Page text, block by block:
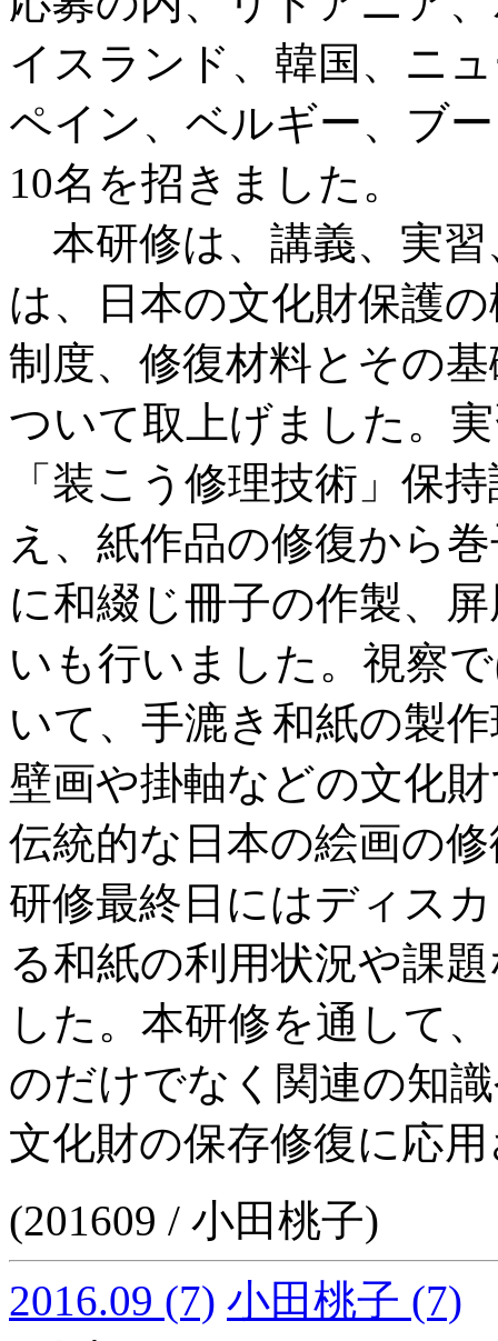
イスランド、韓国、ニ
ペイン、ベルギー、ブ
10名を招きました。
本研修は、講義、実習
は、日本の文化財保護
制度、修復材料とその
ついて取上げました。
「装こう修理技術」保
え、紙作品の修復から
に和綴じ冊子の作製、
いも行いました。視察
いて、手漉き和紙の製
壁画や掛軸などの文化
伝統的な日本の絵画の
研修最終日にはディス
る和紙の利用状況や課
した。本研修を通して
のだけでなく関連の知
文化財の保存修復に応
(201609 / 小田桃子)
2016.09 (7) 小田桃子 (7)